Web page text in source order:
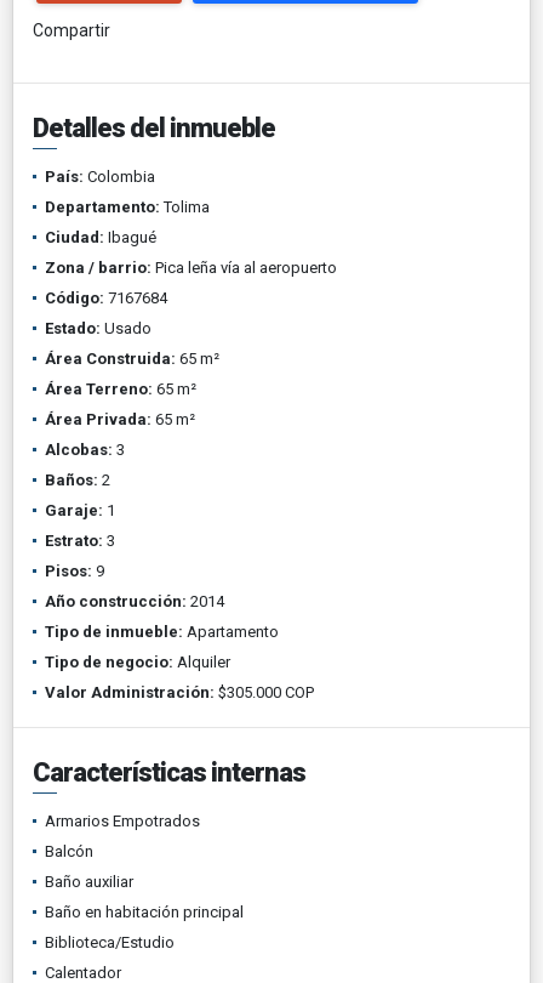
Compartir
Detalles del inmueble
País: Colombia
Departamento: Tolima
Ciudad: Ibagué
Zona / barrio: Pica leña vía al aeropuerto
Código: 7167684
Estado: Usado
Área Construida: 65 m²
Área Terreno: 65 m²
Área Privada: 65 m²
Alcobas: 3
Baños: 2
Garaje: 1
Estrato: 3
Pisos: 9
Año construcción: 2014
Tipo de inmueble: Apartamento
Tipo de negocio: Alquiler
Valor Administración: $305.000 COP
Características internas
Armarios Empotrados
Balcón
Baño auxiliar
Baño en habitación principal
Biblioteca/Estudio
Calentador